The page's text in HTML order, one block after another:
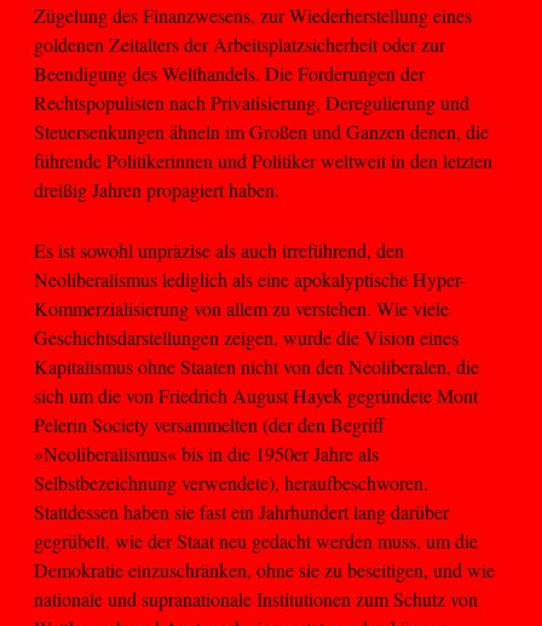
Zügelung des Finanzwesens, zur Wiederherstellung eines
goldenen Zeitalters der Arbeitsplatzsicherheit oder zur
Beendigung des Welthandels. Die Forderungen der
Rechtspopulisten nach Privatisierung, Deregulierung und
Steuersenkungen ähneln im Großen und Ganzen denen, die
führende Politikerinnen und Politiker weltweit in den letzten
dreißig Jahren propagiert haben.
Es ist sowohl unpräzise als auch irreführend, den
Neoliberalismus lediglich als eine apokalyptische Hyper-
Kommerzialisierung von allem zu verstehen. Wie viele
Geschichtsdarstellungen zeigen, wurde die Vision eines
Kapitalismus ohne Staaten nicht von den Neoliberalen, die
sich um die von Friedrich August Hayek gegründete Mont
Pelerin Society versammelten (der den Begriff
»Neoliberalismus« bis in die 1950er Jahre als
Selbstbezeichnung verwendete), heraufbeschworen.
Stattdessen haben sie fast ein Jahrhundert lang darüber
gegrübelt, wie der Staat neu gedacht werden muss, um die
Demokratie einzuschränken, ohne sie zu beseitigen, und wie
nationale und supranationale Institutionen zum Schutz von